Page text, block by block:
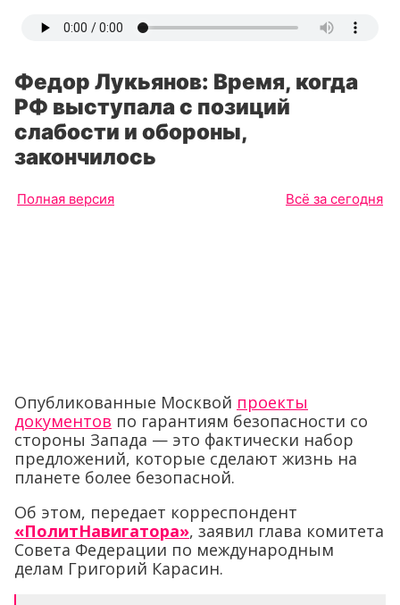
Федор Лукьянов: Время, когда
РФ выступала с позиций
слабости и обороны,
закончилось
Полная версия Всё за сегодня
Опубликованные Москвой проекты
документов по гарантиям безопасности со
стороны Запада — это фактически набор
предложений, которые сделают жизнь на
планете более безопасной.
Об этом, передает корреспондент
«ПолитНавигатора», заявил глава комитета
Совета Федерации по международным
делам Григорий Карасин.